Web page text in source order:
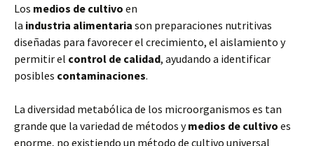
Los medios de cultivo en
la industria alimentaria son preparaciones nutritivas
diseñadas para favorecer el crecimiento, el aislamiento y
permitir el control de calidad, ayudando a identificar
posibles contaminaciones.
La diversidad metabólica de los microorganismos es tan
grande que la variedad de métodos ymedios de cultivo es
enorme, no existiendo un método de cultivo universal